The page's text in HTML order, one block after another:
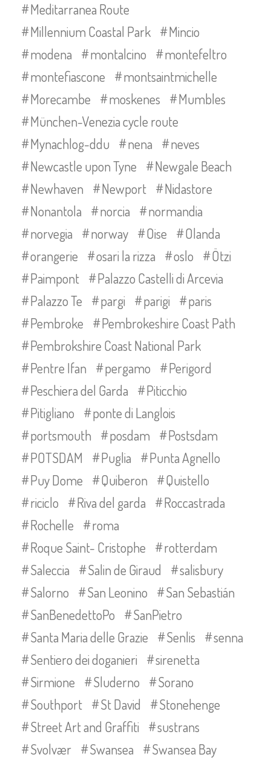
Meditarranea Route
Millennium Coastal Park
Mincio
modena
montalcino
montefeltro
montefiascone
montsaintmichelle
Morecambe
moskenes
Mumbles
München-Venezia cycle route
Mynachlog-ddu
nena
neves
Newcastle upon Tyne
Newgale Beach
Newhaven
Newport
Nidastore
Nonantola
norcia
normandia
norvegia
norway Oise
Olanda
orangerie
osari la rizza oslo
Ötzi
Paimpont
Palazzo Castelli di Arcevia
Palazzo Te
pargi parigi
paris
Pembroke
Pembrokeshire Coast Path
Pembrokshire Coast National Park
Pentre Ifan
pergamo
Perigord
Peschiera del Garda
Piticchio
Pitigliano
ponte di Langlois
portsmouth
posdam
Postsdam
POTSDAM
Puglia
Punta Agnello
Puy Dome
Quiberon
Quistello
riciclo
Riva del garda
Roccastrada
Rochelle
roma
Roque Saint- Cristophe
rotterdam
Saleccia
Salin de Giraud
salisbury
Salorno
San Leonino
San Sebastián
SanBenedettoPo
SanPietro
Santa Maria delle Grazie
Senlis
senna
Sentiero dei doganieri
sirenetta
Sirmione
Sluderno
Sorano
Southport
St David
Stonehenge
Street Art and Graffiti
sustrans
Svolvær
Swansea
Swansea Bay